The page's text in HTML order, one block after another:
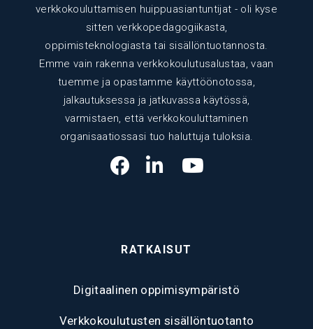
verkkokouluttamisen huippuasiantuntijat - oli kyse
sitten verkkopedagogiikasta,
oppimisteknologiasta tai sisällöntuotannosta.
Emme vain rakenna verkkokoulutusalustaa, vaan
tuemme ja opastamme käyttöönotossa,
jalkautuksessa ja jatkuvassa käytössä,
varmistaen, että verkkokouluttaminen
organisaatiossasi tuo haluttuja tuloksia.
RATKAISUT
Digitaalinen oppimisympäristö
Verkkokoulutusten sisällöntuotanto